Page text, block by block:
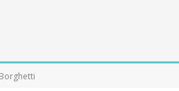
Borghetti